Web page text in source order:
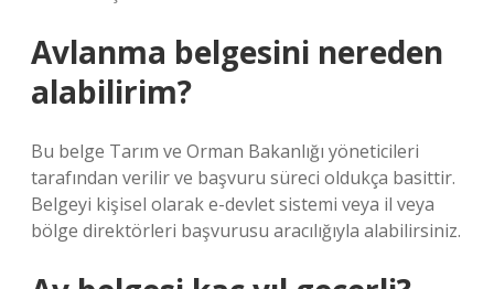
Avlanma belgesini nereden
alabilirim?
Bu belge Tarım ve Orman Bakanlığı yöneticileri
tarafından verilir ve başvuru süreci oldukça basittir.
Belgeyi kişisel olarak e-devlet sistemi veya il veya
bölge direktörleri başvurusu aracılığıyla alabilirsiniz.